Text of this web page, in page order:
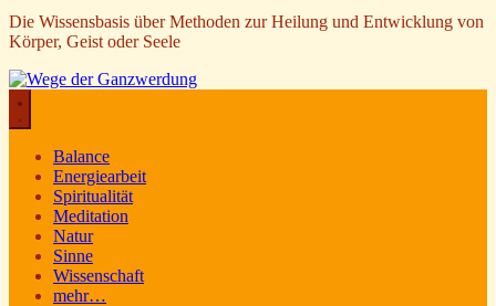
Die Wissensbasis über Methoden zur Heilung und Entwicklung von
Körper, Geist oder Seele
Balance
Energiearbeit
Spiritualität
Meditation
Natur
Sinne
Wissenschaft
mehr…